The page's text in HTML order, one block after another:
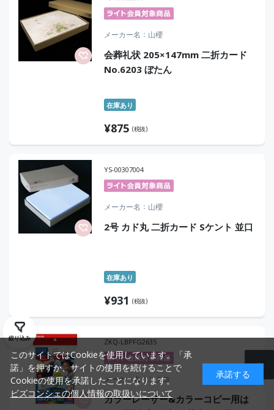
メーカー名 山櫻
会葬礼状 205×147mm 二折カード
No.6203 ぼたん
在庫あり
¥875 (税抜)
YS-00307004
メーカー名 山櫻
2号 カド丸 二折カード Sケント 並口
在庫あり
¥931 (税抜)
ZKQ-LBPFG2635
メーカー名 コクヨ
カラーレーザー&カラーコピー用は
絞り込み
このサイトではCookieを使用しています。「承
諾」を押すか、サイトの使用を続けることで
Cookieの使用を承諾したことになります。
ビズコンシェの個人情報の取扱いについて
承諾する